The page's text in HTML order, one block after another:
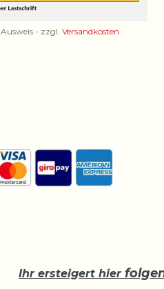
- zzgl. Versandkosten
Ihr ersteigert hier